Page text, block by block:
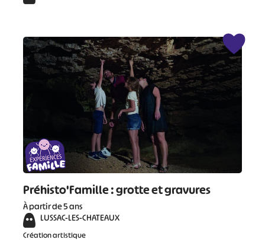
Préhisto'Famille : grotte et gravures
À partir de 5 ans
LUSSAC-LES-CHATEAUX
Création artistique